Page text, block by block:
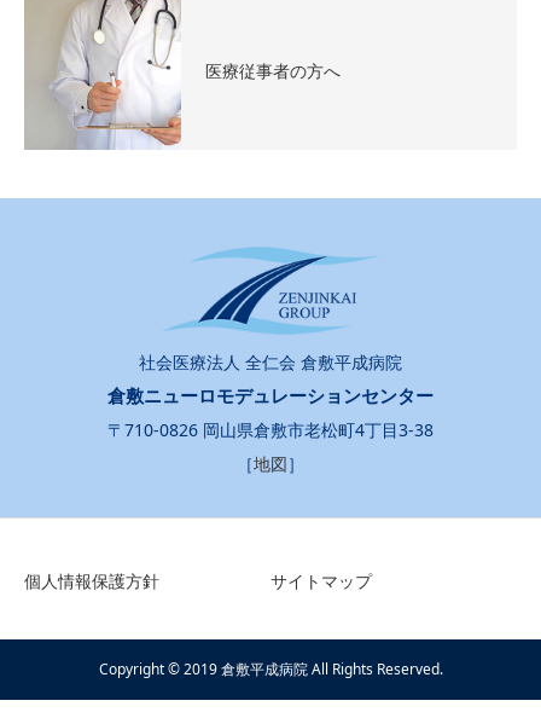
医療従事者の方へ
社会医療法人 全仁会 倉敷平成病院
倉敷ニューロモデュレーションセンター
〒710-0826 岡山県倉敷市老松町4丁目3-38
［地図］
個人情報保護方針 サイトマップ
Copyright © 2019 倉敷平成病院 All Rights Reserved.